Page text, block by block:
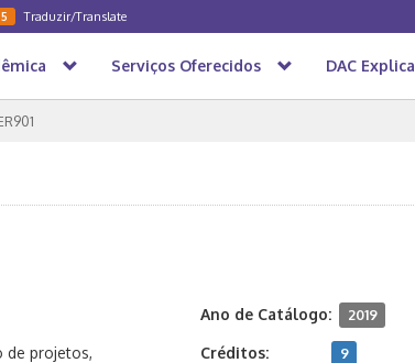
5 Traduzir/Translate
Serviços Oferecidos DAC Explica
de projetos,
Ano de Catálogo: 2019
Créditos: 9